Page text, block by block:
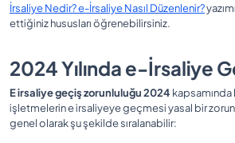
İrsaliye Nedir? e-İrsaliye Nasıl Düzenlenir?
ettiğiniz hususları öğrenebilirsiniz.
2024 Yılında e-İrsaliye
E irsaliye geçiş zorunluluğu 2024 kapsamında
işletmelerin e irsaliyeye geçmesi yasal bir
genel olarak şu şekilde sıralanabilir: